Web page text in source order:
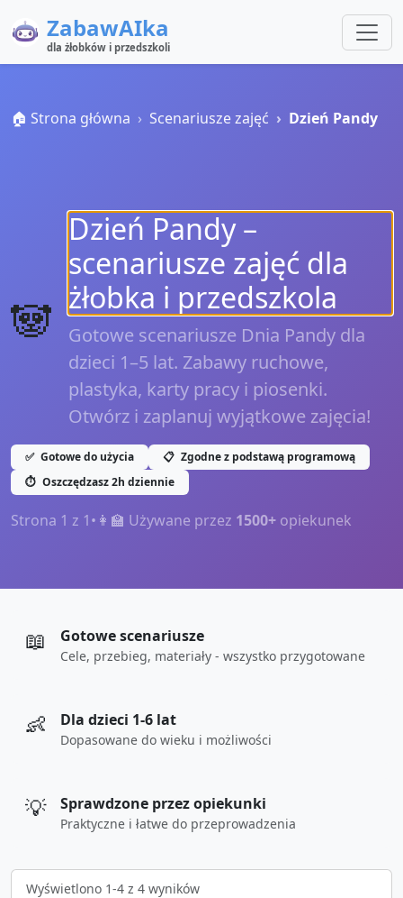
ZabawAIka
dla żłobków i przedszkoli
🏠 Strona główna Scenariusze zajęć Dzień Pandy
🐼
Dzień Pandy –
scenariusze zajęć dla
żłobka i przedszkola
Gotowe scenariusze Dnia Pandy dla
dzieci 1–5 lat. Zabawy ruchowe,
plastyka, karty pracy i piosenki.
Otwórz i zaplanuj wyjątkowe zajęcia!
✅ Gotowe do użycia 📋 Zgodne z podstawą programową
⏱️ Oszczędzasz 2h dziennie
Strona 1 z 1• 👩‍🏫 Używane przez 1500+ opiekunek
📖 Gotowe scenariusze
Cele, przebieg, materiały - wszystko przygotowane
👶 Dla dzieci 1-6 lat
Dopasowane do wieku i możliwości
💡 Sprawdzone przez opiekunki
Praktyczne i łatwe do przeprowadzenia
Wyświetlono 1-4 z 4 wyników